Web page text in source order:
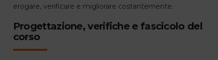
erogare, verificare e migliorare costantemente.
Progettazione, verifiche e fascicolo del
corso